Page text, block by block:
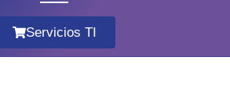
Servicios TI